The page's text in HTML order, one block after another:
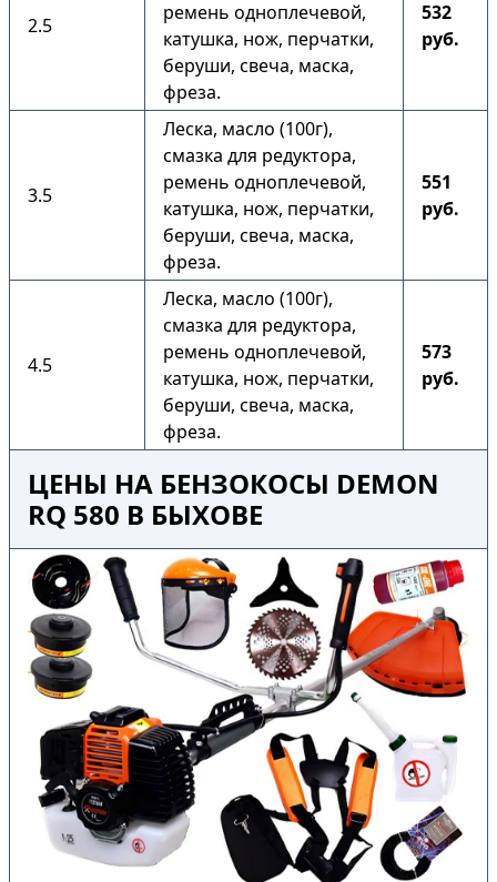
2.5
ремень одноплечевой,
катушка, нож, перчатки,
беруши, свеча, маска,
фреза.
532
руб.
3.5
Леска, масло (100г),
смазка для редуктора,
ремень одноплечевой,
катушка, нож, перчатки,
беруши, свеча, маска,
фреза.
551
руб.
4.5
Леска, масло (100г),
смазка для редуктора,
ремень одноплечевой,
катушка, нож, перчатки,
беруши, свеча, маска,
фреза.
573
руб.
ЦЕНЫ НА БЕНЗОКОСЫ DEMON
RQ 580 В БЫХОВЕ